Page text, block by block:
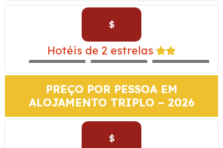
$
Hotéis de 2 estrelas
MARIEL SACHA
EXPEDITION
TRAIN
PREÇO POR PESSOA EM
ALOJAMENTO TRIPLO – 2026
$